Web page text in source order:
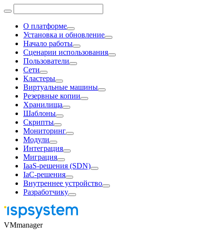
О платформе
Установка и обновление
Начало работы
Сценарии использования
Пользователи
Сети
Кластеры
Виртуальные машины
Резервные копии
Хранилища
Шаблоны
Скрипты
Мониторинг
Модули
Интеграция
Миграция
IaaS-решения (SDN)
IaC-решения
Внутреннее устройство
Разработчику
VMmanager